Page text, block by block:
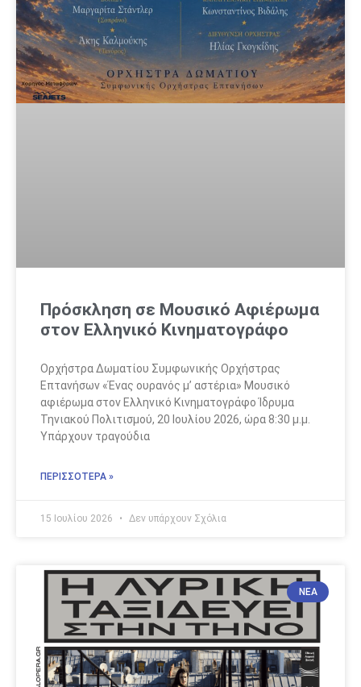
Πρόσκληση σε Μουσικό Αφιέρωμα
στον Ελληνικό Κινηματογράφο
Ορχήστρα Δωματίου Συμφωνικής Ορχήστρας
Επτανήσων «Ένας ουρανός μ’ αστέρια» Μουσικό
αφιέρωμα στον Ελληνικό Κινηματογράφο Ίδρυμα
Τηνιακού Πολιτισμού, 20 Ιουλίου 2026, ώρα 8:30 μ.μ.
Υπάρχουν τραγούδια
ΠΕΡΙΣΣΟΤΕΡΑ »
15 Ιουλίου 2026 Δεν υπάρχουν Σχόλια
ΝΈΑ